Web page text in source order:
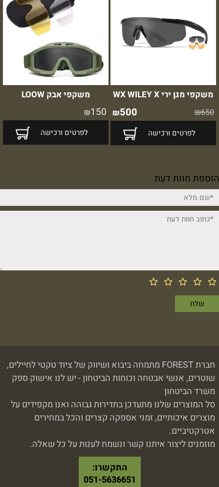
משקפי מגן ירי WX WILEY X
₪650
₪500
לפרטים ורכישה
משקפי אבק LOOW
₪150
לפרטים ורכישה
הוספת חוות דעת
חברת FOREST מתמחה ביבוא ושיווק של ציוד טקטי לחיילים,
שוטרים, אנשי אבטחה וכוחות הביטחון - יש לנו אישוק ספק
משרד הביטחון
סל המוצרים שלנו מתעדכן בתדירות גבוהה ואנו מקפידים על
מוצרים איכותיים, זמני אספקה קצרים והכל במחירים
אטרקטיביים.
מוזמנים ליצור איתנו קשר ונשמח לענות על כל שאלה.
התקשרו:
051-5636651